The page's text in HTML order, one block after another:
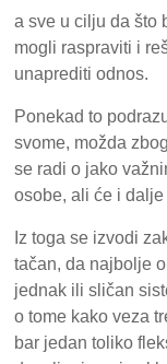
a sve u cilju da što
mogli raspraviti i
unaprediti odnos.
Ponekad to
svome, možda
se radi o jako
osobe, ali će i
Iz toga se izvodi
tačan, da najbolje
jednak ili sličan
o tome kako veza
bar jedan toliko